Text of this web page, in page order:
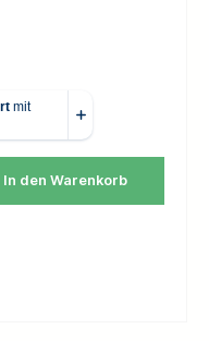
In den Warenkorb